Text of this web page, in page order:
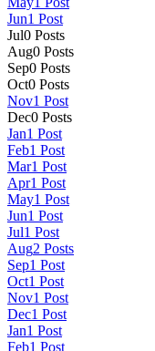
Jun1 Post
Jul0 Posts
Aug0 Posts
Sep0 Posts
Oct0 Posts
Nov1 Post
Dec0 Posts
Jan1 Post
Feb1 Post
Mar1 Post
Apr1 Post
May1 Post
Jun1 Post
Jul1 Post
Aug2 Posts
Sep1 Post
Oct1 Post
Nov1 Post
Dec1 Post
Jan1 Post
Feb1 Post